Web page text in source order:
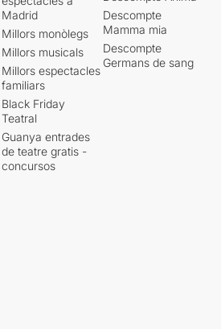
Madrid
Millors monòlegs
Millors musicals
Millors espectacles
familiars
Black Friday
Teatral
Guanya entrades
de teatre gratis -
concursos
Descompte
Mamma mia
Descompte
Germans de sang